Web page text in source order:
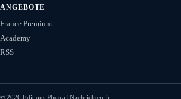
ANGEBOTE
France Premium
Academy
RSS
© 2026 Editions Photra | Nachrichten.fr